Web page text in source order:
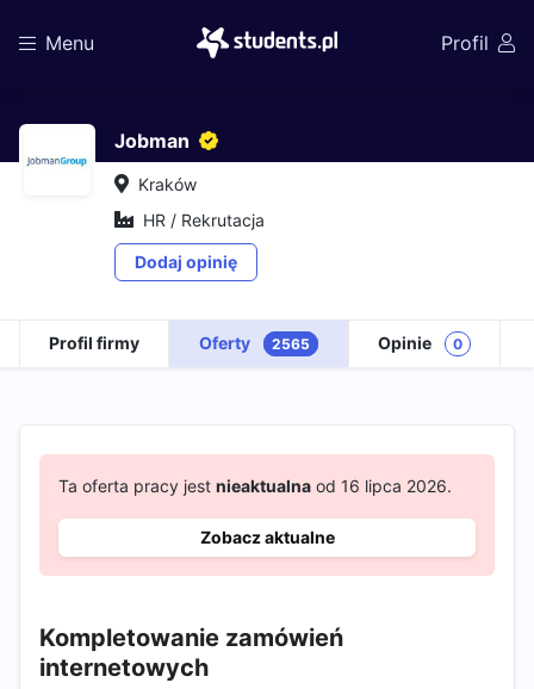
Menu Profil
Jobman
Kraków
HR / Rekrutacja
Dodaj opinię
Profil firmy Oferty 2565 Opinie 0
Ta oferta pracy jest nieaktualna od 16 lipca 2026.
Zobacz aktualne
Kompletowanie zamówień
internetowych